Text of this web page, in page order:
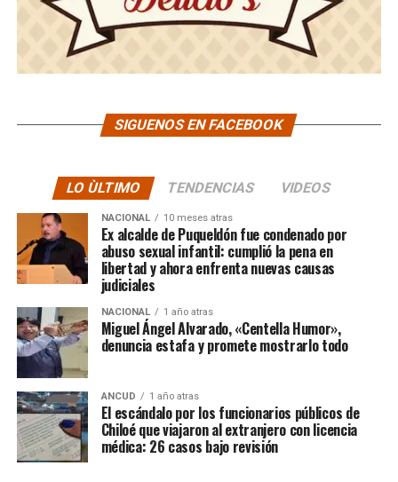
SIGUENOS EN FACEBOOK
LO ÙLTIMO TENDENCIAS VIDEOS
NACIONAL 10 meses atras
Ex alcalde de Puqueldón fue condenado por
abuso sexual infantil: cumplió la pena en
libertad y ahora enfrenta nuevas causas
judiciales
NACIONAL 1 año atras
Miguel Ángel Alvarado, «Centella Humor»,
denuncia estafa y promete mostrarlo todo
ANCUD 1 año atras
El escándalo por los funcionarios públicos de
Chiloé que viajaron al extranjero con licencia
médica: 26 casos bajo revisión